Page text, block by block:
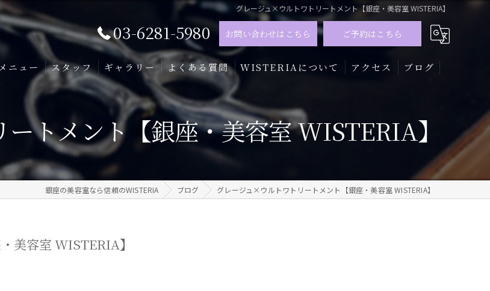
グレージュ×ウルトワトリートメント【銀座・美容室 WISTERIA】
03-6281-5980 お問い合わせはこちら ご予約はこちら
メニュー スタッフ ギャラリー よくある質問 WISTERIAについて
髪質改善
トリートメント
メンズ
アクセス ブログ
トメント【銀座・美容室 WISTERIA】
銀座の美容室なら信頼のWISTERIA ブログ グレージュ×ウルトワトリートメント【銀座・美容室 WISTERIA】
美容室 WISTERIA】